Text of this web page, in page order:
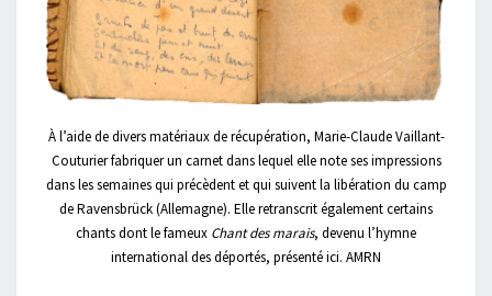
À l’aide de divers matériaux de récupération, Marie-Claude Vaillant-
Couturier fabriquer un carnet dans lequel elle note ses impressions
dans les semaines qui précèdent et qui suivent la libération du camp
de Ravensbrück (Allemagne). Elle retranscrit également certains
chants dont le fameux Chant des marais, devenu l’hymne
international des déportés, présenté ici. AMRN